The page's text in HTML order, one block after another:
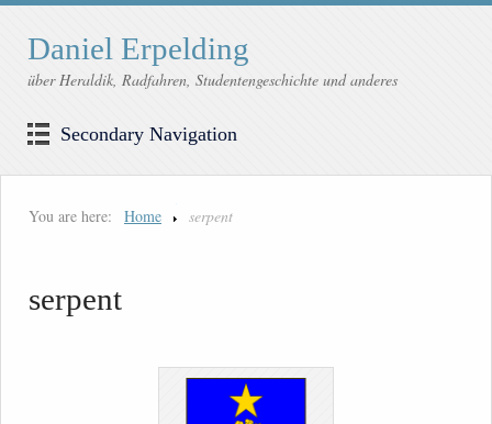
Daniel Erpelding
über Heraldik, Radfahren, Studentengeschichte und anderes
Secondary Navigation
You are here: Home serpent
serpent